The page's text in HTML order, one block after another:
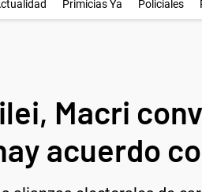
Primicias Ya Policiales
Macri
acuerdo